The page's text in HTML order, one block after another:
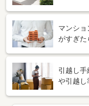
マンシ
がすぎた
引越し
や引越し